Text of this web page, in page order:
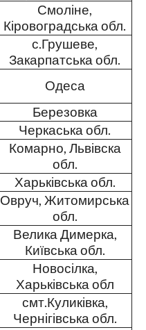
Смоліне,
Кіровоградська обл.
с.Грушеве,
Закарпатська обл.
Одеса
Березовка
Черкаська обл.
Комарно, Львівска
обл.
Харьківська обл.
Овруч, Житомирська
обл.
Велика Димерка,
Київська обл.
Новосілка,
Харьківська обл
смт.Куликівка,
Чернігівська обл.